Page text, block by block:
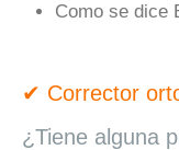
Como se dice
✔ Corrector
¿Tiene alguna